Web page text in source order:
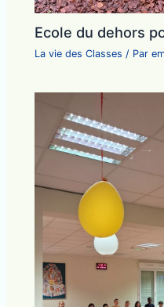
Ecole du dehors
La vie des Classes / Par